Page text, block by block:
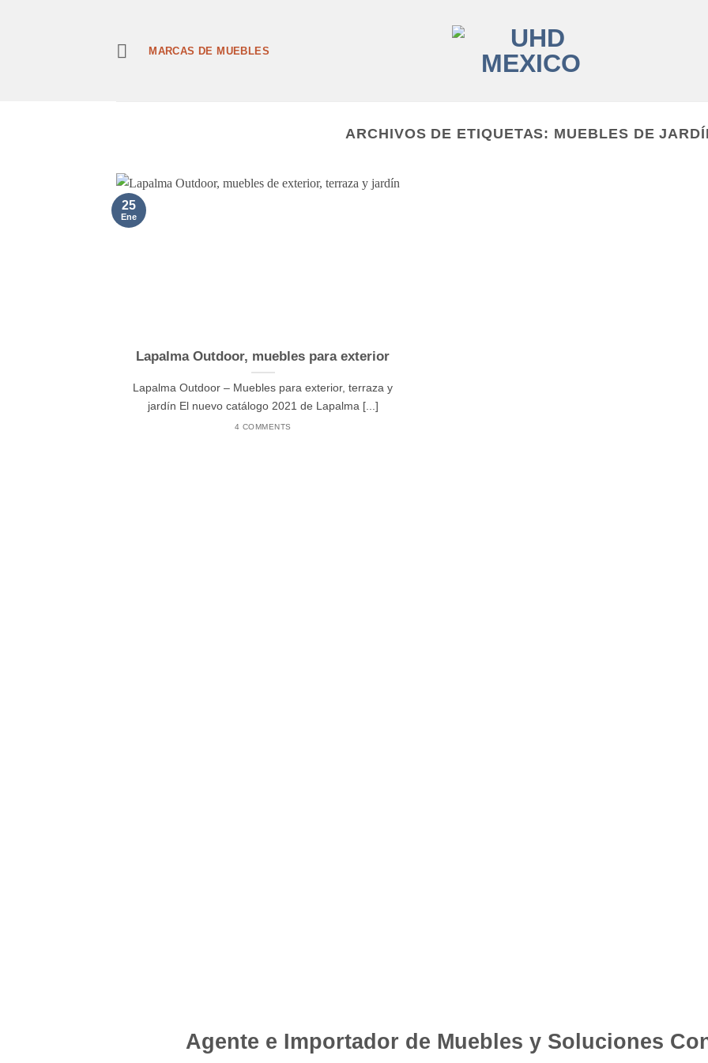
MARCAS DE MUEBLES
ARCHIVOS DE ETIQUETAS: MUEBLES DE
Lapalma Outdoor, muebles para exterior
Lapalma Outdoor – Muebles para exterior, terraza y
jardín El nuevo catálogo 2021 de Lapalma [...]
4 COMMENTS
25
Ene
Agente e Importador de Muebles y Soluciones